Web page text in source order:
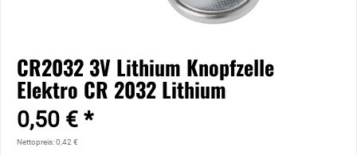
CR2032 3V Lithium Knopfzelle
Elektro CR 2032 Lithium
0,50 € *
Nettopreis: 0,42 €